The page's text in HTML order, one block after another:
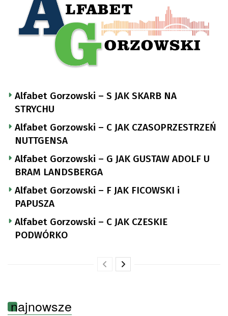
Alfabet Gorzowski – S JAK SKARB NA
STRYCHU
Alfabet Gorzowski – C JAK CZASOPRZESTRZEŃ
NUTTGENSA
Alfabet Gorzowski – G JAK GUSTAW ADOLF U
BRAM LANDSBERGA
Alfabet Gorzowski – F JAK FICOWSKI i
PAPUSZA
Alfabet Gorzowski – C JAK CZESKIE
PODWÓRKO
najnowsze